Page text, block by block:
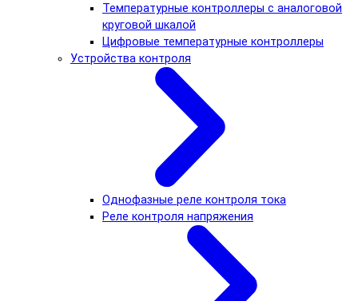
Температурные контроллеры с аналоговой
круговой шкалой
Цифровые температурные контроллеры
Устройства контроля
Однофазные реле контроля тока
Реле контроля напряжения